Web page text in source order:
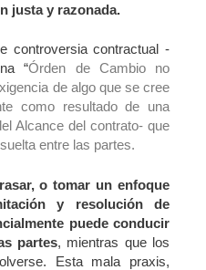
justa y razonada.
controversia contractual -
“Órden de Cambio no
de algo que se cree
como resultado de una
Alcance del contrato- que
entre las partes.
o tomar un enfoque
y resolución de
puede conducir
partes, mientras que los
Esta mala praxis,